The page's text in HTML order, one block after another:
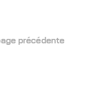
précédente